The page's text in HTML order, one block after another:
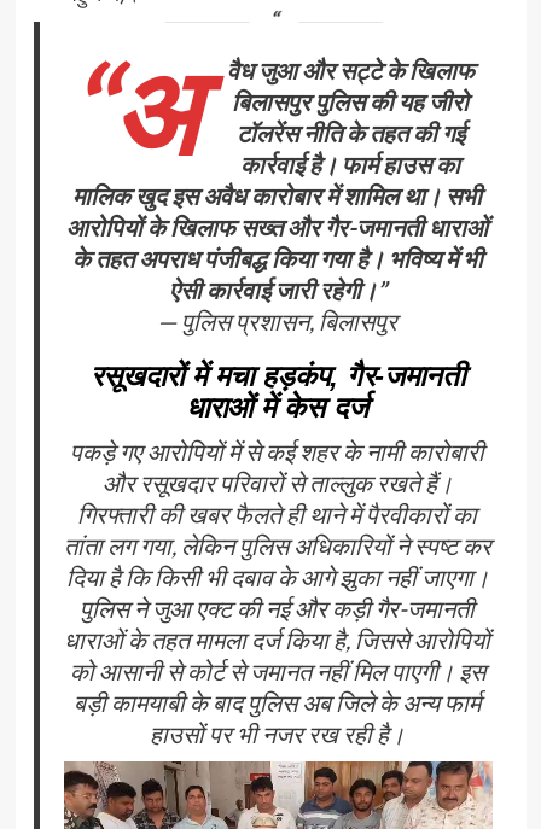
“अ
वैध जुआ और सट्टे के खिलाफ
बिलासपुर पुलिस की यह जीरो
टॉलरेंस नीति के तहत की गई
कार्रवाई है। फार्म हाउस का
मालिक खुद इस अवैध कारोबार में शामिल था। सभी
आरोपियों के खिलाफ सख्त और गैर-जमानती धाराओं
के तहत अपराध पंजीबद्ध किया गया है। भविष्य में भी
ऐसी कार्रवाई जारी रहेगी।”
— पुलिस प्रशासन, बिलासपुर
रसूखदारों में मचा हड़कंप, गैर-जमानती
धाराओं में केस दर्ज
पकड़े गए आरोपियों में से कई शहर के नामी कारोबारी
और रसूखदार परिवारों से ताल्लुक रखते हैं।
गिरफ्तारी की खबर फैलते ही थाने में पैरवीकारों का
तांता लग गया, लेकिन पुलिस अधिकारियों ने स्पष्ट कर
दिया है कि किसी भी दबाव के आगे झुका नहीं जाएगा।
पुलिस ने जुआ एक्ट की नई और कड़ी गैर-जमानती
धाराओं के तहत मामला दर्ज किया है, जिससे आरोपियों
को आसानी से कोर्ट से जमानत नहीं मिल पाएगी। इस
बड़ी कामयाबी के बाद पुलिस अब जिले के अन्य फार्म
हाउसों पर भी नजर रख रही है।